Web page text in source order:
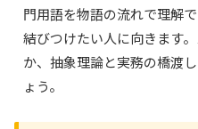
門用語を物語の流れで理解
結びつけたい人に向きます
か、抽象理論と実務の橋渡
ょう。